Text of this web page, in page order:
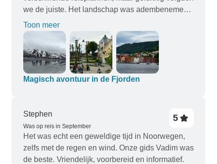
we de juiste. Het landschap was adembenemend
en Balestrand was echt een pareltje.
Toon meer
Magisch avontuur in de Fjorden
Stephen
Was op reis in September
5
Het was echt een geweldige tijd in Noorwegen,
zelfs met de regen en wind. Onze gids Vadim was
de beste. Vriendelijk, voorbereid en informatief.